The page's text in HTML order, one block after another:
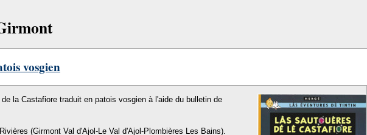
vosgien
la Castafiore traduit en patois vosgien à l'aide du bulletin de
(Girmont Val d'Ajol-Le Val d'Ajol-Plombières Les Bains).